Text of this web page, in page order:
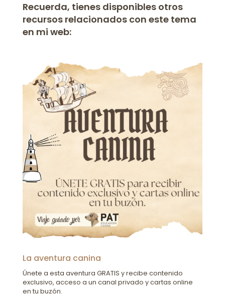
Recuerda, tienes disponibles otros
recursos relacionados con este tema
en mi web:
La aventura canina
Únete a esta aventura GRATIS y recibe contenido
exclusivo, acceso a un canal privado y cartas online
en tu buzón.